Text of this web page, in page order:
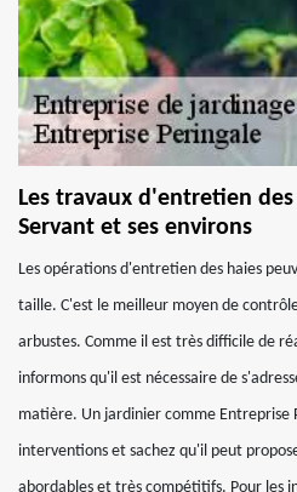
Les travaux d'entretien
Servant et ses environs
Les opérations d'entretien des haies
taille. C'est le meilleur moyen de
arbustes. Comme il est très difficile de
informons qu'il est nécessaire de
matière. Un jardinier comme Entreprise
interventions et sachez qu'il peut
abordables et très compétitifs. Pour les